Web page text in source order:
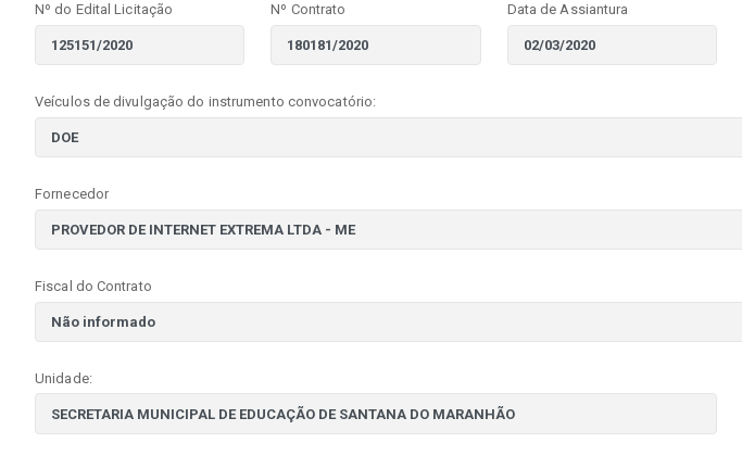
Nº do Edital Licitação Nº Contrato Data de Assiantura
Veículos de divulgação do instrumento convocatório:
Fornecedor
Fiscal do Contrato
Unidade: